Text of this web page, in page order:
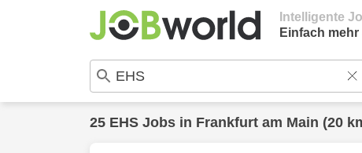
Intelligente
Einfach
25 EHS Jobs in Frankfurt am Main (20